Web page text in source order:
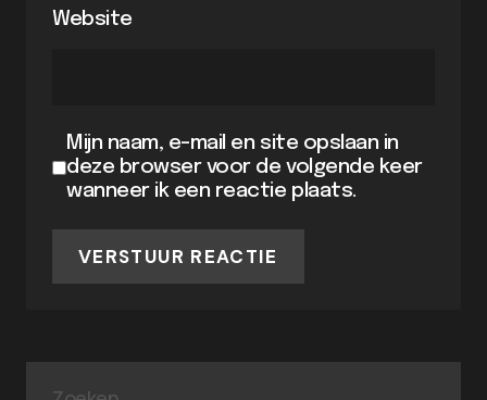
Website
Mijn naam, e-mail en site opslaan in
deze browser voor de volgende keer
wanneer ik een reactie plaats.
VERSTUUR REACTIE